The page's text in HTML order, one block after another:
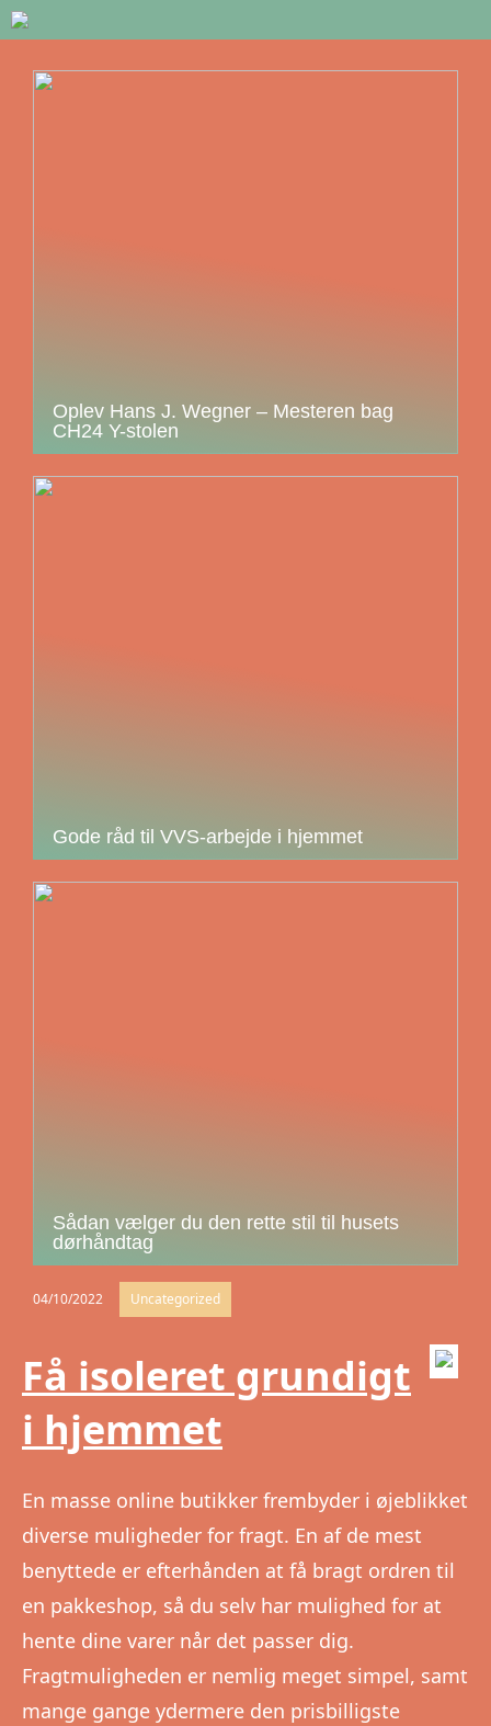
Oplev Hans J. Wegner – Mesteren bag
CH24 Y-stolen
Gode råd til VVS-arbejde i hjemmet
Sådan vælger du den rette stil til husets
dørhåndtag
04/10/2022 Uncategorized
Få isoleret grundigt
i hjemmet
En masse online butikker frembyder i øjeblikket
diverse muligheder for fragt. En af de mest
benyttede er efterhånden at få bragt ordren til
en pakkeshop, så du selv har mulighed for at
hente dine varer når det passer dig.
Fragtmuligheden er nemlig meget simpel, samt
mange gange ydermere den prisbilligste